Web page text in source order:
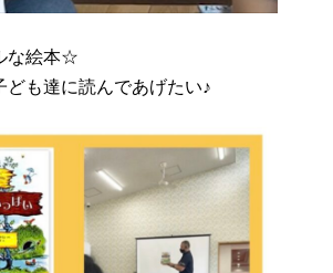
な絵本☆
ども達に読んであげたい♪